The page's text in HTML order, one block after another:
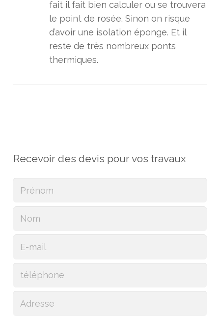
fait il fait bien calculer ou se trouvera
le point de rosée. Sinon on risque
d’avoir une isolation éponge. Et il
reste de très nombreux ponts
thermiques.
Recevoir des devis pour vos travaux